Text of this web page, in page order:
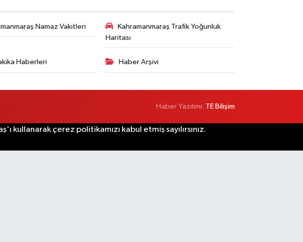
Namaz Vakitleri
Kahramanmaraş Trafik Yoğunluk
Haritası
Haberleri Haber Arşivi
Haber Yazılımı: TE Bilişim
çerez politikamızı kabul etmiş sayılırsınız.